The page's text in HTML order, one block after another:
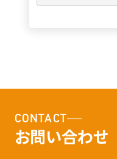
CONTACT
お問い合わせ